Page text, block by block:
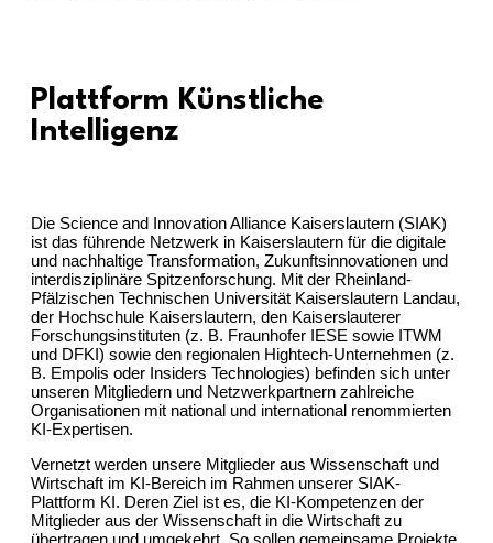
Plattform Künstliche
Intelligenz
Die Science and Innovation Alliance Kaiserslautern (SIAK)
ist das führende Netzwerk in Kaiserslautern für die digitale
und nachhaltige Transformation, Zukunftsinnovationen und
interdisziplinäre Spitzenforschung. Mit der Rheinland-
Pfälzischen Technischen Universität Kaiserslautern Landau,
der Hochschule Kaiserslautern, den Kaiserslauterer
Forschungsinstituten (z. B. Fraunhofer IESE sowie ITWM
und DFKI) sowie den regionalen Hightech-Unternehmen (z.
B. Empolis oder Insiders Technologies) befinden sich unter
unseren Mitgliedern und Netzwerkpartnern zahlreiche
Organisationen mit national und international renommierten
KI-Expertisen.
Vernetzt werden unsere Mitglieder aus Wissenschaft und
Wirtschaft im KI-Bereich im Rahmen unserer SIAK-
Plattform KI. Deren Ziel ist es, die KI-Kompetenzen der
Mitglieder aus der Wissenschaft in die Wirtschaft zu